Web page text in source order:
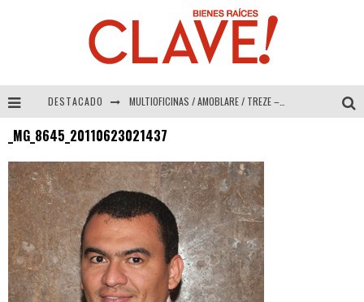
DESTACADO MULTIOFICINAS / AMOBLARE / TREZE – Especial Interiorismo & Decoración 2026
_MG_8645_20110623021437